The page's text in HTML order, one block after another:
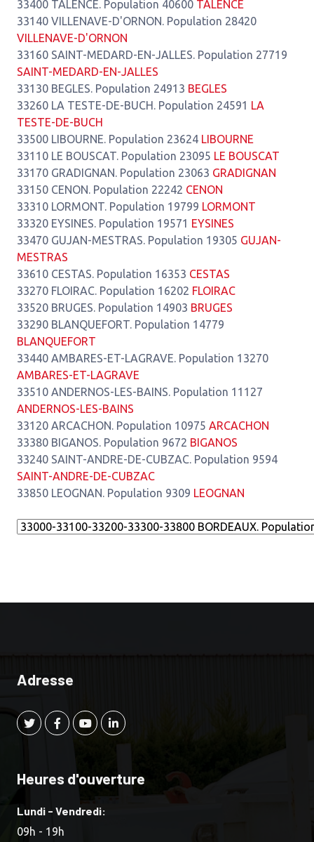
33400 TALENCE. Population 40600 TALENCE
33140 VILLENAVE-D'ORNON. Population 28420
VILLENAVE-D'ORNON
33160 SAINT-MEDARD-EN-JALLES. Population 27719
SAINT-MEDARD-EN-JALLES
33130 BEGLES. Population 24913 BEGLES
33260 LA TESTE-DE-BUCH. Population 24591 LA
TESTE-DE-BUCH
33500 LIBOURNE. Population 23624 LIBOURNE
33110 LE BOUSCAT. Population 23095 LE BOUSCAT
33170 GRADIGNAN. Population 23063 GRADIGNAN
33150 CENON. Population 22242 CENON
33310 LORMONT. Population 19799 LORMONT
33320 EYSINES. Population 19571 EYSINES
33470 GUJAN-MESTRAS. Population 19305 GUJAN-
MESTRAS
33610 CESTAS. Population 16353 CESTAS
33270 FLOIRAC. Population 16202 FLOIRAC
33520 BRUGES. Population 14903 BRUGES
33290 BLANQUEFORT. Population 14779
BLANQUEFORT
33440 AMBARES-ET-LAGRAVE. Population 13270
AMBARES-ET-LAGRAVE
33510 ANDERNOS-LES-BAINS. Population 11127
ANDERNOS-LES-BAINS
33120 ARCACHON. Population 10975 ARCACHON
33380 BIGANOS. Population 9672 BIGANOS
33240 SAINT-ANDRE-DE-CUBZAC. Population 9594
SAINT-ANDRE-DE-CUBZAC
33850 LEOGNAN. Population 9309 LEOGNAN
Adresse
Heures d'ouverture
Lundi - Vendredi:
09h - 19h